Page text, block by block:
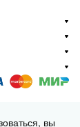
вы